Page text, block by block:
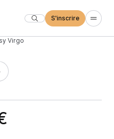
S'inscrire
Virgo